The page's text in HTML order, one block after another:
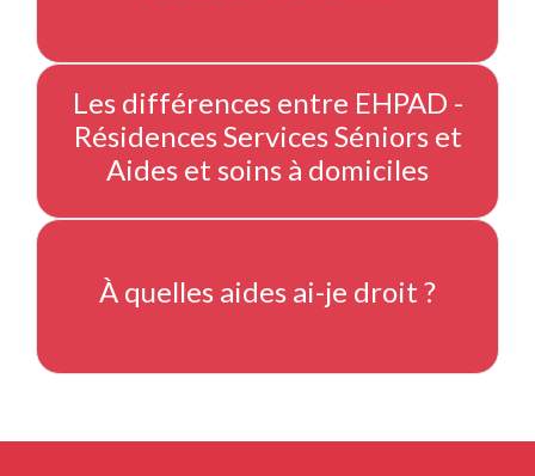
Les différences entre EHPAD -
Résidences Services Séniors et
Aides et soins à domiciles
À quelles aides ai-je droit ?